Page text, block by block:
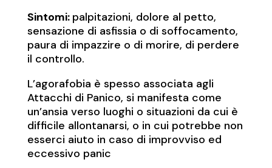
Sintomi: palpitazioni, dolore al petto,
sensazione di asfissia o di soffocamento,
paura di impazzire o di morire, di perdere
il controllo.
L’agorafobia è spesso associata agli
Attacchi di Panico, si manifesta come
un’ansia verso luoghi o situazioni da cui è
difficile allontanarsi, o in cui potrebbe non
esserci aiuto in caso di improvviso ed
eccessivo panic